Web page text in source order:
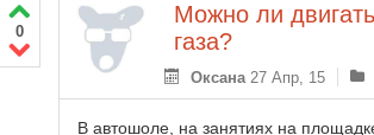
0
Можно ли
газа?
Оксана 27 Апр, 15
В автошоле, на занятиях на